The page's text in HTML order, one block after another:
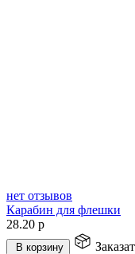
нет отзывов
Карабин для флешки
28.20 р
В корзину